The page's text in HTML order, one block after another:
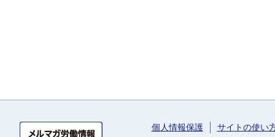
個人情報保護 サイトの使い